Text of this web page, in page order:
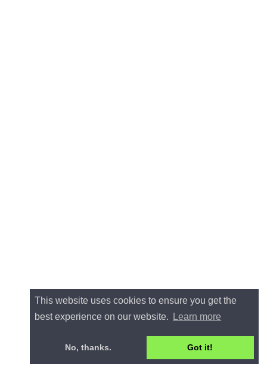
This website uses cookies to ensure you get the
best experience on our website.
Learn more
No, thanks. Got it!